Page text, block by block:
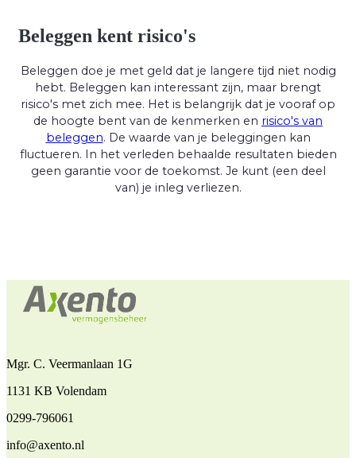
Beleggen kent risico's
Beleggen doe je met geld dat je langere tijd niet nodig
hebt. Beleggen kan interessant zijn, maar brengt
risico's met zich mee. Het is belangrijk dat je vooraf op
de hoogte bent van de kenmerken en risico's van
beleggen. De waarde van je beleggingen kan
fluctueren. In het verleden behaalde resultaten bieden
geen garantie voor de toekomst. Je kunt (een deel
van) je inleg verliezen.
Mgr. C. Veermanlaan 1G
1131 KB Volendam
0299-796061
info@axento.nl